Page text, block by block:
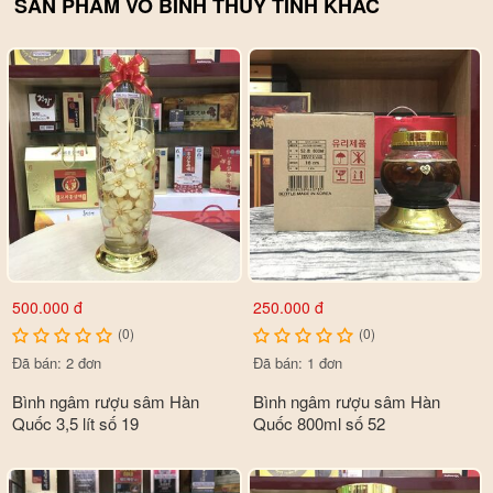
500.000 đ
(0)
Đã bán: 2 đơn
Bình ngâm rượu sâm Hàn
Quốc 3,5 lít số 19
250.000 đ
(0)
Đã bán: 1 đơn
Bình ngâm rượu sâm Hàn
Quốc 800ml số 52